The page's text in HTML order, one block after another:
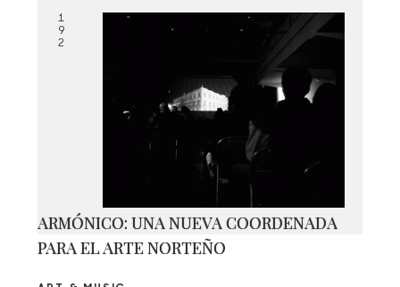
1
9
2
ARMÓNICO: UNA NUEVA COORDENADA
PARA EL ARTE NORTEÑO